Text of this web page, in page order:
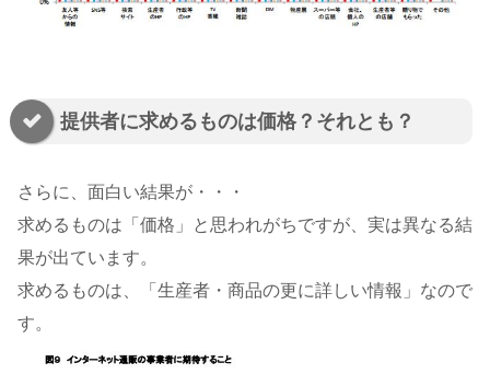
提供者に求めるものは価格？それとも？
さらに、面白い結果が・・・
求めるものは「価格」と思われがちですが、実は異なる結
果が出ています。
求めるものは、「生産者・商品の更に詳しい情報」なので
す。